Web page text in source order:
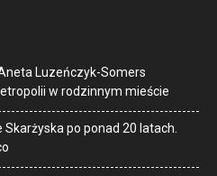
Luzeńczyk-Somers
w rodzinnym mieście
po ponad 20 latach.